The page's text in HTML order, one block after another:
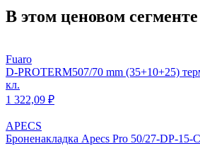
В этом ценовом сегменте
Fuaro
D-PROTERM507/70 mm (35+10+25)
кл.
1 322,09 ₽
APECS
Броненакладка Apecs Pro 50/27-DP-15-